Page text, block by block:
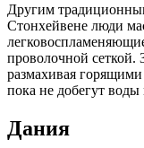
Другим
Стонхейвене люди
проволочной сеткой.
размахивая
пока не добегут
Дания